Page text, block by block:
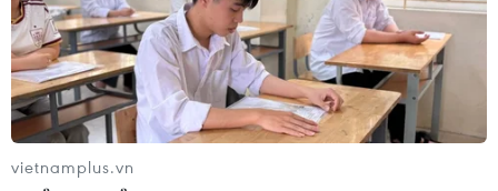
vietnamplus.vn